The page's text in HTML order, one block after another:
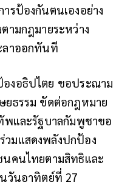
ารป้องกันตนเองอย่าง
ามกฎมายระหว่าง
ลาออกทันที
งอธิปไตย ขอประณาม
ยธรรม ขัดต่อกฎหมาย
พและรัฐบาลกัมพูชาขอ
มแสดงพลังปกป้อง
คนไทยตามสิทธิและ
วันอาทิตย์ที่ 27